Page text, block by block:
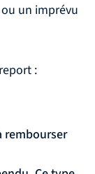
un imprévu
:
rembourser